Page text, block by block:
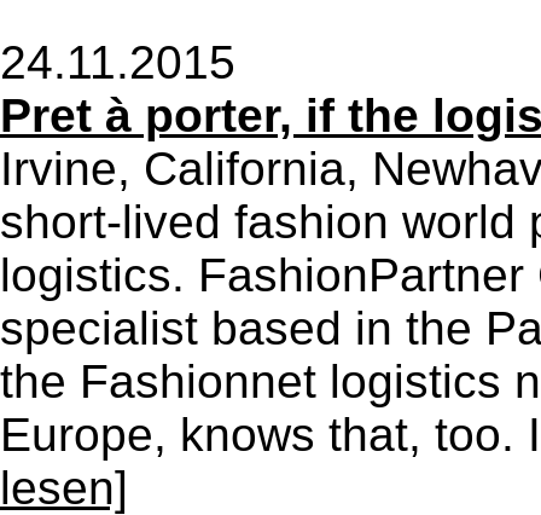
24.11.2015
Pret à porter, if the
Irvine, California,
short-lived fashion world
logistics.
specialist based in the
the Fashionnet logistics
Europe, knows that,
lesen]